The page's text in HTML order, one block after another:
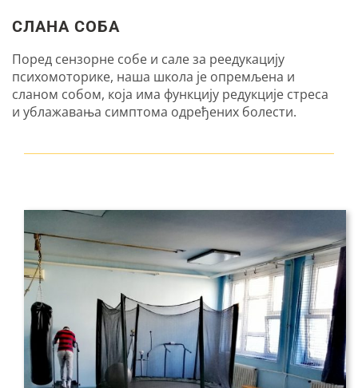
СЛАНА СОБА
Поред сензорне собе и сале за реедукацију
психомоторике, наша школа је опремљена и
сланом собом, која има функцију редукције стреса
и ублажавања симптома одређених болести.